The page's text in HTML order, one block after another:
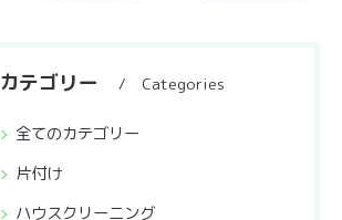
カテゴリー Categories
全てのカテゴリー
片付け
ハウスクリーニング